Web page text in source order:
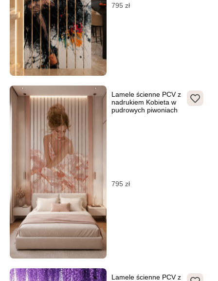
795 zł
Lamele ścienne PCV z
nadrukiem Kobieta w
pudrowych piwoniach
795 zł
Lamele ścienne PCV z